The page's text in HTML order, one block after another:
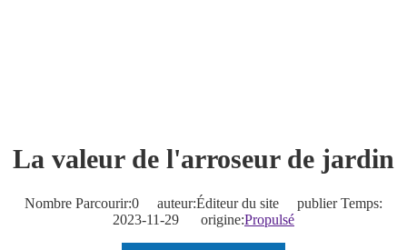
La valeur de l'arroseur de jardin
Nombre Parcourir:0 auteur:Éditeur du site publier Temps:
2023-11-29 origine:Propulsé